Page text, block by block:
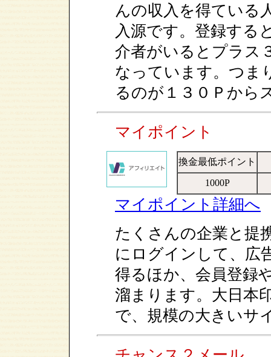
んの収入を得ている
入源です。登録する
介者がいるとプラス
なっています。つま
るのが１３０Ｐから
マイポイント
換金最低ポイント
1000P
マイポイント詳細へ
たくさんの企業と提
にログインして、広
得るほか、会員登録
溜まります。大日本
で、規模の大きいサ